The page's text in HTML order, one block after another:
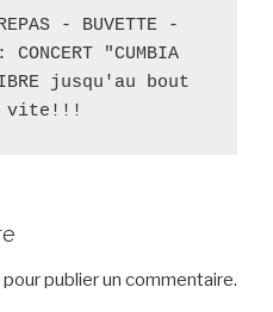
- BUVETTE -
"CUMBIA
jusqu'au bout
vite!!!
pour publier un commentaire.